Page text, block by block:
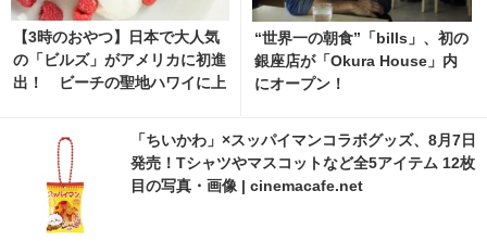
【3時のおやつ】日本で大人気
の「ビルズ」がアメリカに初進
出！ ビーチの聖地ハワイに上
“世界一の朝食”「bills」、初の
銀座店が「Okura House」内
にオープン！
「ちいかわ」×スッパイマンコラボグッズ、8月7日
発売！Tシャツやマスコットなど全5アイテム 12枚
目の写真・画像 | cinemacafe.net